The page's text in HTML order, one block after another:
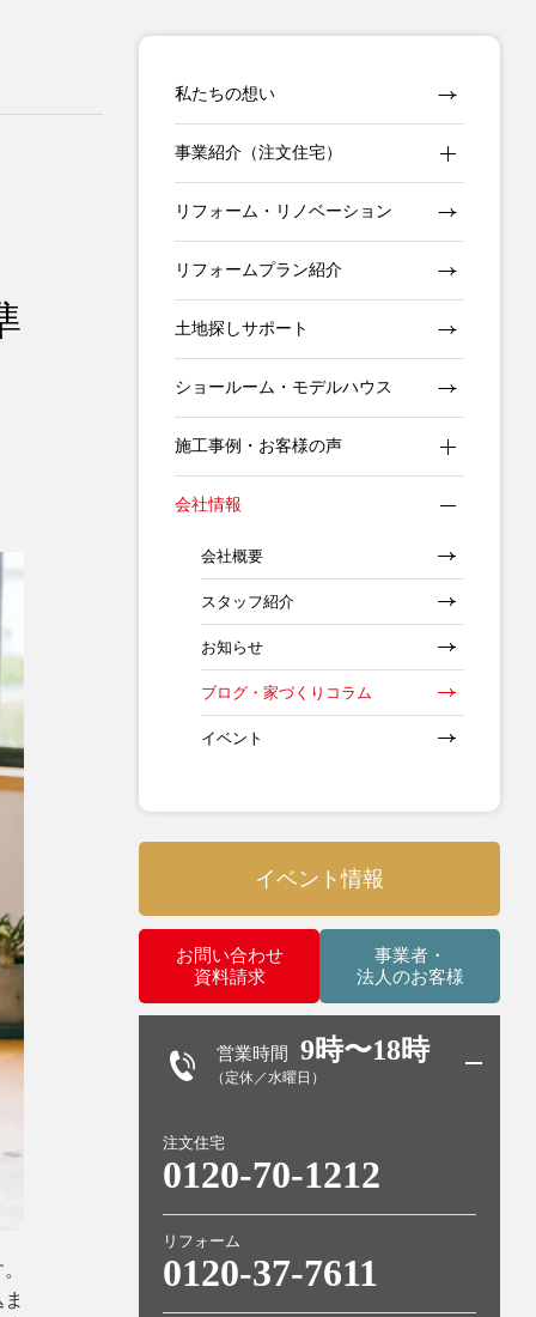
私たちの想い
事業紹介（注文住宅）
リフォーム・リノベーション
リフォームプラン紹介
土地探しサポート
ショールーム・モデルハウス
施工事例・お客様の声
会社情報
会社概要
スタッフ紹介
お知らせ
ブログ・家づくりコラム
イベント
イベント情報
お問い合わせ
資料請求
事業者・
法人のお客様
営業時間 9時〜18時
（定休／水曜日）
注文住宅
0120-70-1212
リフォーム
0120-37-7611